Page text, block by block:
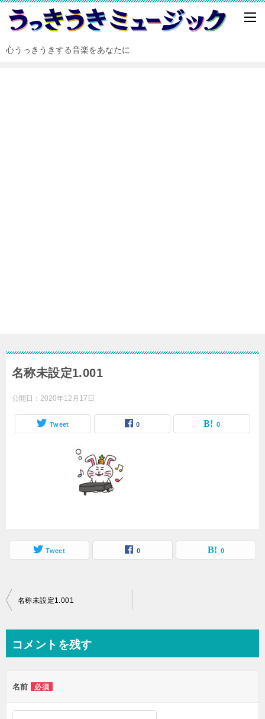
心うっきうきする音楽をあなたに
名称未設定1.001
公開日： 2020年12月17日
Tweet 0 0
Tweet 0 0
投
ビ
ー
シ
名称未設定1.001
コメントを残す
名前 必須